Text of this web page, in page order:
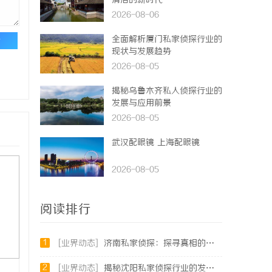
2026-08-06
全面解析厦门私家侦探行业的
现状与发展趋势
2026-08-05
揭秘乌鲁木齐私人侦探行业的
发展与应用前景
2026-08-05
武汉配眼镜 上海配眼镜
2026-08-05
阅读排行
1 [业界动态] 济南私家侦探：探寻真相的隐秘守护者
2 [业界动态] 揭秘沈阳私家侦探行业的发展与应用：专业侦探服务的全方位解析